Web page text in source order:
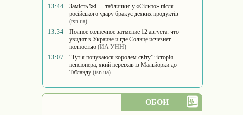
13:44
Замість їжі — таблички: у «Сільпо» після
російського удару бракує деяких продуктів
(tsn.ua)
13:34
Полное солнечное затмение 12 августа: что
увидят в Украине и где Солнце исчезнет
полностью (ИА УНН)
13:07
“Тут я почуваюся королем світу”: історія
пенсіонера, який переїхав із Мальйорки до
Таїланду (tsn.ua)
ОБОИ